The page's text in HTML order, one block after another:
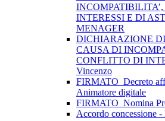
INTERESSI E DI
MENAGER
DICHIARAZIONE
CAUSA DI
CONFLITTO DI
Vincenzo
FIRMATO_Decreto
Animatore digitale
FIRMATO_Nomina
Accordo concessione